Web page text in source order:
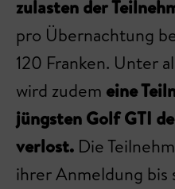
zulasten der
pro Übernachtung
120 Franken. Unter
wird zudem eine
jüngsten Golf GTI
verlost. Die
ihrer Anmeldung bis